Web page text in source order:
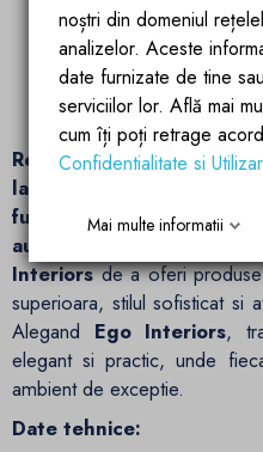
perlator.
Dimensiuni inalte,
blat.
Instalare simpla si
amenajare.
Redefineste spatiul baii
la Ego Interiors – o
functionalitatii. Cu un
auriu mat
, bateria este
Interiorsde a oferi produse
superioara, stilul sofisticat si
Alegand Ego Interiors,
elegant si practic, unde
ambient de exceptie.
Date tehnice:
noștri din domeniul
analizelor. Aceste
date furnizate de tine
serviciilor lor. Află mai
cum îți poți retrage
Confidentialitate si
Mai multe informatii